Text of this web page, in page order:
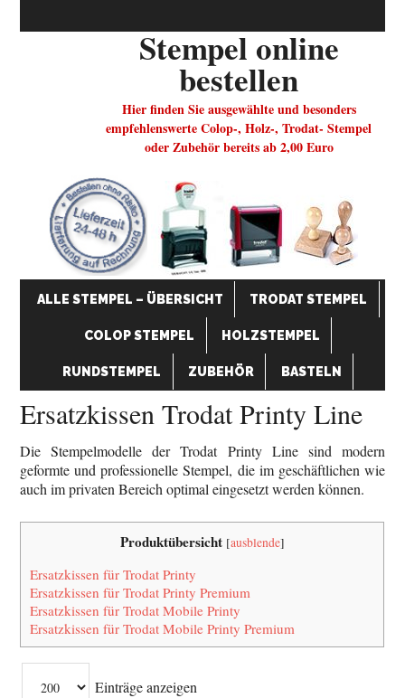
Stempel online
bestellen
Hier finden Sie ausgewählte und besonders
empfehlenswerte Colop-, Holz-, Trodat- Stempel
oder Zubehör bereits ab 2,00 Euro
ALLE STEMPEL – ÜBERSICHT TRODAT STEMPEL
COLOP STEMPEL HOLZSTEMPEL
RUNDSTEMPEL ZUBEHÖR BASTELN
Ersatzkissen Trodat Printy Line
Die Stempelmodelle der Trodat Printy Line sind modern
geformte und professionelle Stempel, die im geschäftlichen wie
auch im privaten Bereich optimal eingesetzt werden können.
Produktübersicht [ausblende]
Ersatzkissen für Trodat Printy
Ersatzkissen für Trodat Printy Premium
Ersatzkissen für Trodat Mobile Printy
Ersatzkissen für Trodat Mobile Printy Premium
Einträge anzeigen